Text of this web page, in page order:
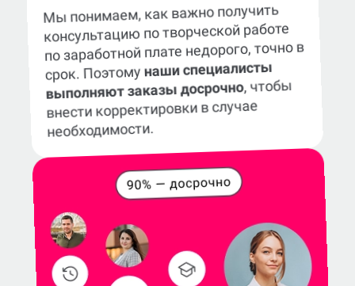
Мы понимаем, как важно получить
консультацию по творческой работе
по заработной плате недорого, точно в
срок. Поэтомунаши специалисты
выполняют заказы досрочно, чтобы
внести корректировки в случае
необходимости.